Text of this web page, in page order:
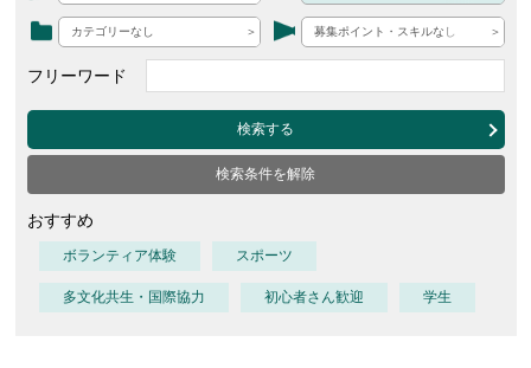
カテゴリーなし 募集ポイント・スキルなし
フリーワード
検索する
検索条件を解除
おすすめ
ボランティア体験 スポーツ
多文化共生・国際協力 初心者さん歓迎 学生